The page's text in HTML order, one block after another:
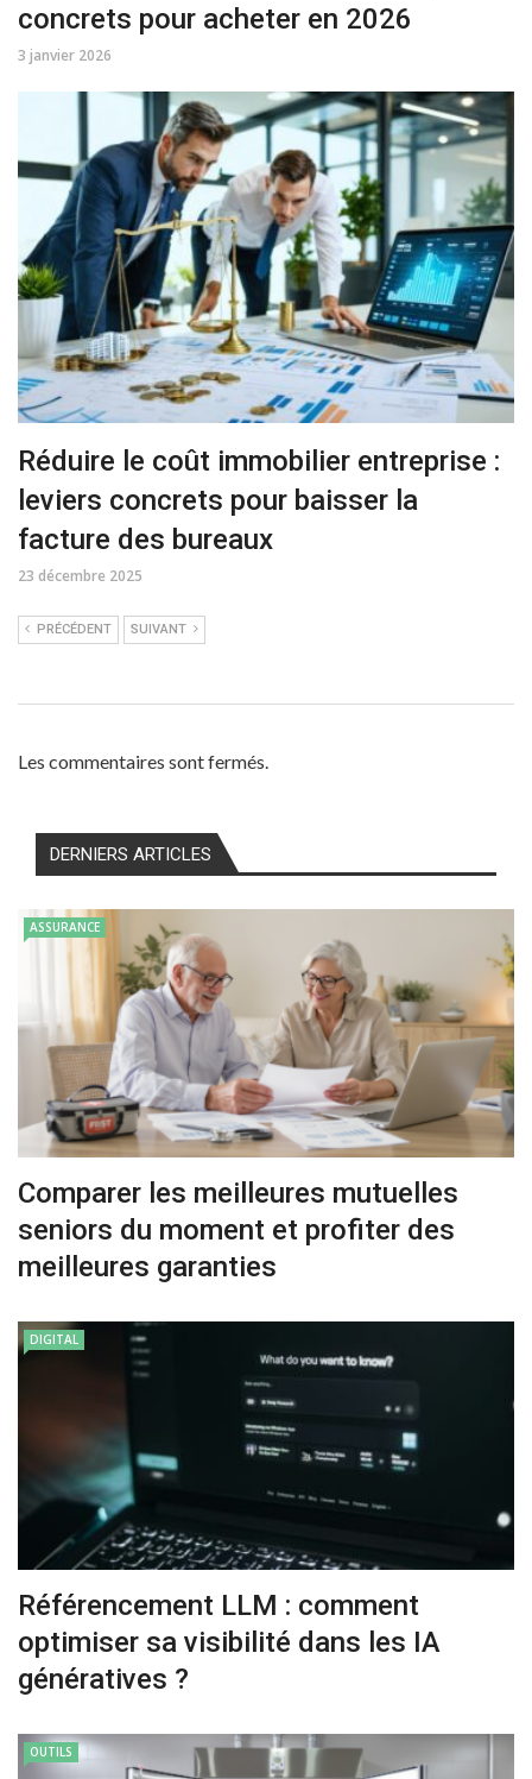
concrets pour acheter en 2026
3 janvier 2026
Réduire le coût immobilier entreprise :
leviers concrets pour baisser la
facture des bureaux
23 décembre 2025
PRÉCÉDENT SUIVANT
Les commentaires sont fermés.
DERNIERS ARTICLES
ASSURANCE
Comparer les meilleures mutuelles
seniors du moment et profiter des
meilleures garanties
DIGITAL
Référencement LLM : comment
optimiser sa visibilité dans les IA
génératives ?
OUTILS